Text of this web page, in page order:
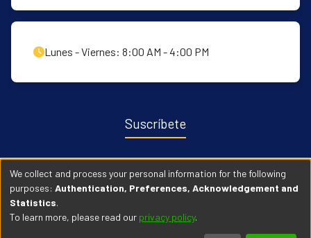
Lunes - Viernes: 8:00 AM - 4:00 PM
Suscríbete
Recibe notificaciones sobre nuevas publicaciones y eventos
relacionados con el repositorio. ingresa Aqui →
We collect and process your personal information for the following
purposes: Authentication, Preferences, Acknowledgement and
Statistics.
To learn more, please read our privacy policy.